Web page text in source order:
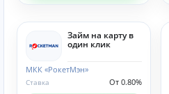
Займ на карту в
один клик
МКК «РокетМэн»
От 0.80%
Ставка